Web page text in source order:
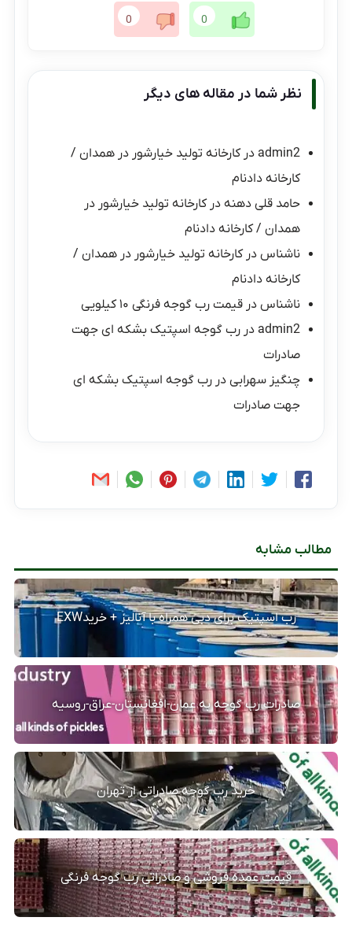
0
0
نظر شما در مقاله های دیگر
admin2 درکارخانه تولید خیارشور در همدان /
کارخانه دادنام
حامد قلی دهنه درکارخانه تولید خیارشور در
همدان / کارخانه دادنام
ناشناس درکارخانه تولید خیارشور در همدان /
کارخانه دادنام
ناشناس درقیمت رب گوجه فرنگی ۱۰ کیلویی
admin2 دررب گوجه اسپتیک بشکه ای جهت
صادرات
چنگیز سهرابی دررب گوجه اسپتیک بشکه ای
جهت صادرات
مطالب مشابه
رب اسپتیک برای دبی همراه با آنالیز + خریدEXW
صادرات رب گوجه به عمان-افغانستان-عراق-روسیه
خرید رب گوجه صادراتی از تهران
قیمت عمده فروشی و صادراتی رب گوجه فرنگی